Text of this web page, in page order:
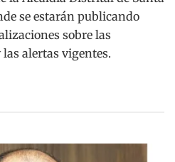
se estarán publicando
sobre las
alertas vigentes.